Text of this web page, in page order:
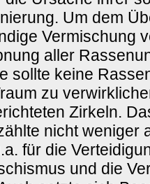
Um dem
Vermischung
aller
sollte keine
zu
Zirkeln.
nicht weniger
für die
und die